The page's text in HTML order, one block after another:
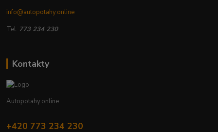
info@autopotahy.online
Tel: 773 234 230
Kontakty
Autopotahy.online
+420 773 234 230